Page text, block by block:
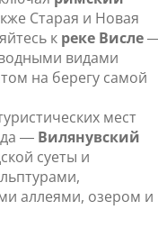
Старая и Новая
к реке Висле
видами
на берегу самой
мест
― Вилянувский
суеты и
аллеями, озером и